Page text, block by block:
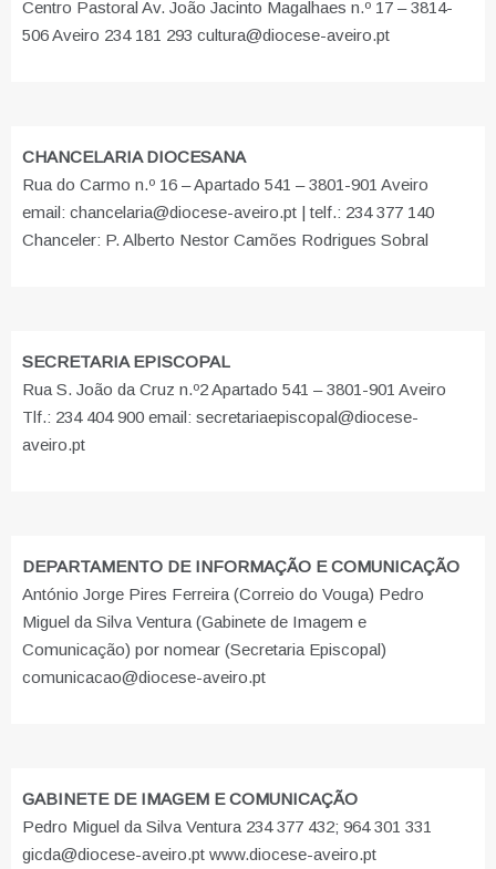
Centro Pastoral Av. João Jacinto Magalhaes n.º 17 – 3814-
506 Aveiro 234 181 293 cultura@diocese-aveiro.pt
CHANCELARIA DIOCESANA
Rua do Carmo n.º 16 – Apartado 541 – 3801-901 Aveiro
email: chancelaria@diocese-aveiro.pt | telf.: 234 377 140
Chanceler: P. Alberto Nestor Camões Rodrigues Sobral
SECRETARIA EPISCOPAL
Rua S. João da Cruz n.º2 Apartado 541 – 3801-901 Aveiro
Tlf.: 234 404 900 email: secretariaepiscopal@diocese-
aveiro.pt
DEPARTAMENTO DE INFORMAÇÃO E COMUNICAÇÃO
António Jorge Pires Ferreira (Correio do Vouga) Pedro
Miguel da Silva Ventura (Gabinete de Imagem e
Comunicação) por nomear (Secretaria Episcopal)
comunicacao@diocese-aveiro.pt
GABINETE DE IMAGEM E COMUNICAÇÃO
Pedro Miguel da Silva Ventura 234 377 432; 964 301 331
gicda@diocese-aveiro.pt www.diocese-aveiro.pt